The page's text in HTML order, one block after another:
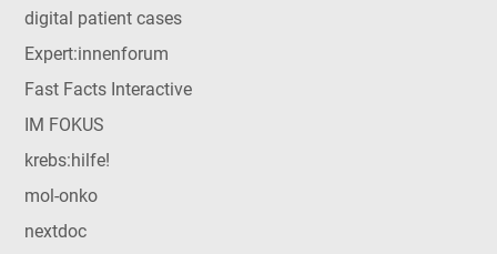
digital patient cases
Expert:innenforum
Fast Facts Interactive
IM FOKUS
krebs:hilfe!
mol-onko
nextdoc